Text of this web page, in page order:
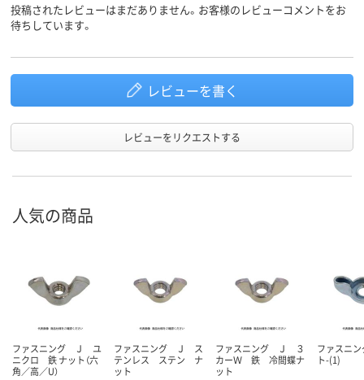
投稿されたレビューはまだありません。お客様のレビューコメントをお
待ちしています。
レビューを書く
レビューをリクエストする
人気の商品
ファスニング Ｊ ユ
ニクロ 鉄 ナット（六
角／高／U）
ファスニング Ｊ ス
テンレス ステン ナ
ット
ファスニング Ｊ ３
カーＷ 鉄 冷間蝶ナ
ット
ファスニン
ト-(1)